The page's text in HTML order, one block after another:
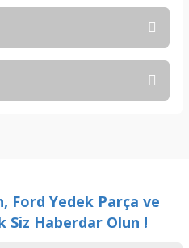
görüntülenemiyor.
bulunuyor.
Ford Yedek Parça ve
Siz Haberdar Olun !